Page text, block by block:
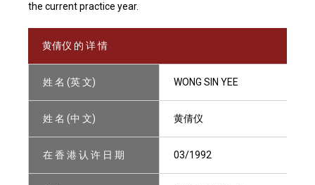
the current practice year.
黄倩仪 的 详 情
姓 名 (英 文) WONG SIN YEE
姓 名 (中 文) 黄倩仪
在 香 港 认 许 日 期 03/1992